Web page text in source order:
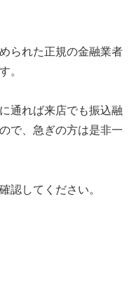
られた正規の金融業者
。
通れば来店でも振込融
で、急ぎの方は是非一
認してください。